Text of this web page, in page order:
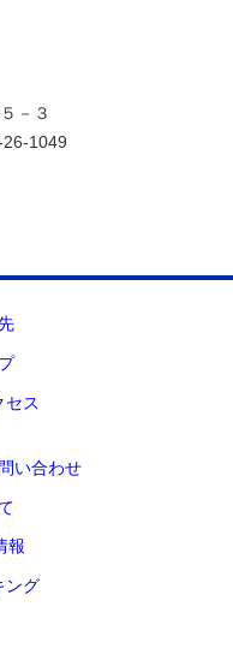
－３
26-1049
セス
い合わせ
報
ング